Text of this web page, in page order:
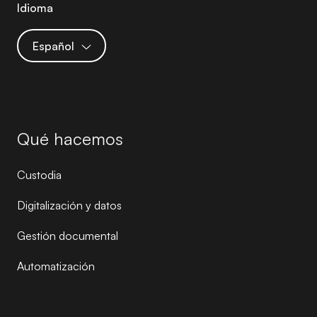
Idioma
Español
Qué hacemos
Custodia
Digitalización y datos
Gestión documental
Automatización